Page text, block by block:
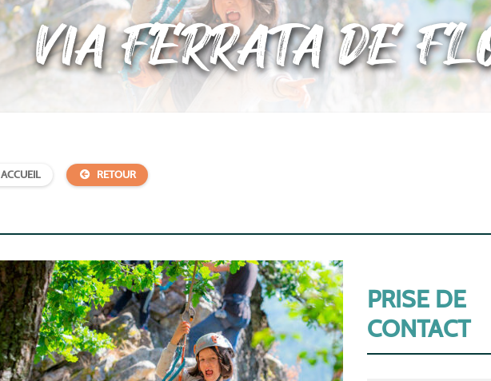
VIA FERRATA DE
ACCUEIL RETOUR
PRISE DE
CONTACT